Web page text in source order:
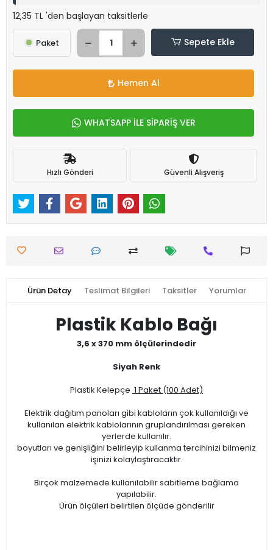
12,35 TL 'den başlayan taksitlerle
Paket Sepete Ekle
Hemen Al
WHATSAPP İLE SİPARİŞ VER
Hızlı Gönderi Güvenli Alışveriş
Ürün Detay Teslimat Bilgileri Taksitler Yorumlar
Plastik Kablo Bağı
3,6 x 370 mm ölçülerindedir
Siyah Renk
Plastik Kelepçe 1 Paket (100 Adet)
Elektrik dağıtım panoları gibi kabloların çok kullanıldığı ve
kullanılan elektrik kablolarının gruplandırılması gereken
yerlerde kullanılır.
boyutları ve genişliğini belirleyip kullanma tercihinizi bilmeniz
işinizi kolaylaştıracaktır.
Birçok malzemede kullanılabilir sabitleme bağlama
yapılabilir.
Ürün ölçüleri belirtilen ölçüde gönderilir